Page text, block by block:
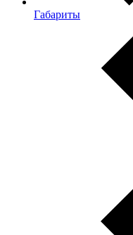
Габариты